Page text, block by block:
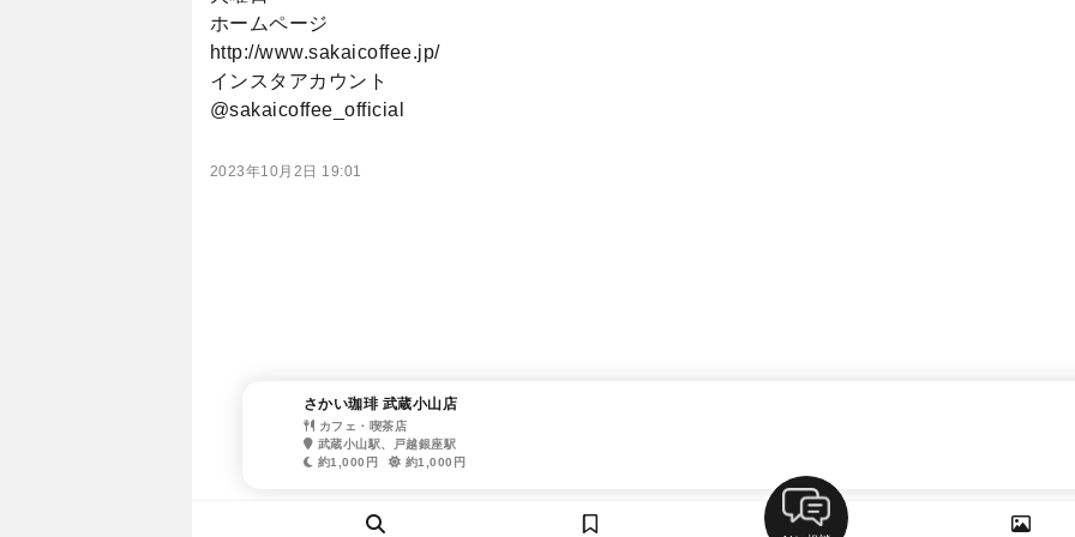
ホームページ
http://www.sakaicoffee.jp/
インスタアカウント
@sakaicoffee_official
2023年10月2日 19:01
さかい珈琲 武蔵小山店
カフェ・喫茶店
武蔵小山駅、戸越銀座駅
約1,000円
約1,000円